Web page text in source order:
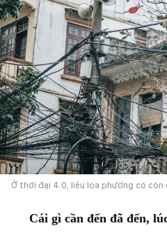
Ở thời đại 4.0, liệu loa phường có còn
Cái gì cần đến đã đến,